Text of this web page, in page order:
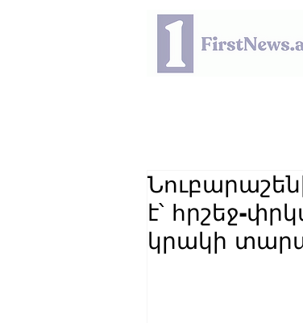
է՝ հրշեջ-
կրակի